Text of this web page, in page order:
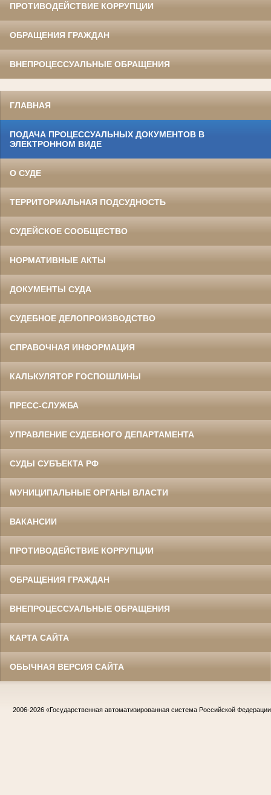
ПРОТИВОДЕЙСТВИЕ КОРРУПЦИИ
ОБРАЩЕНИЯ ГРАЖДАН
ВНЕПРОЦЕССУАЛЬНЫЕ ОБРАЩЕНИЯ
ГЛАВНАЯ
ПОДАЧА ПРОЦЕССУАЛЬНЫХ ДОКУМЕНТОВ В
ЭЛЕКТРОННОМ ВИДЕ
О СУДЕ
ТЕРРИТОРИАЛЬНАЯ ПОДСУДНОСТЬ
СУДЕЙСКОЕ СООБЩЕСТВО
НОРМАТИВНЫЕ АКТЫ
ДОКУМЕНТЫ СУДА
СУДЕБНОЕ ДЕЛОПРОИЗВОДСТВО
СПРАВОЧНАЯ ИНФОРМАЦИЯ
КАЛЬКУЛЯТОР ГОСПОШЛИНЫ
ПРЕСС-СЛУЖБА
УПРАВЛЕНИЕ СУДЕБНОГО ДЕПАРТАМЕНТА
СУДЫ СУБЪЕКТА РФ
МУНИЦИПАЛЬНЫЕ ОРГАНЫ ВЛАСТИ
ВАКАНСИИ
ПРОТИВОДЕЙСТВИЕ КОРРУПЦИИ
ОБРАЩЕНИЯ ГРАЖДАН
ВНЕПРОЦЕССУАЛЬНЫЕ ОБРАЩЕНИЯ
КАРТА САЙТА
ОБЫЧНАЯ ВЕРСИЯ САЙТА
2006-2026 «Государственная автоматизированная система Российской